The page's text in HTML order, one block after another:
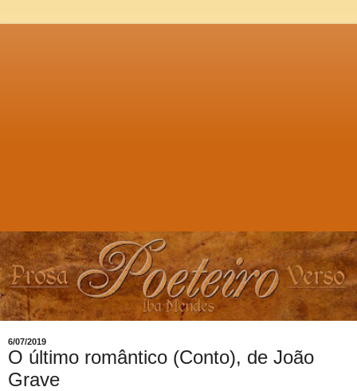
6/07/2019
O último romântico (Conto), de João
Grave